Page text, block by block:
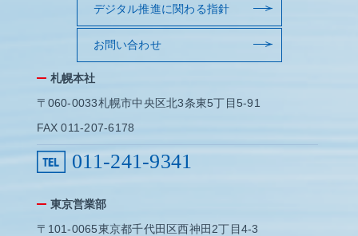
デジタル推進に関わる指針
お問い合わせ
札幌本社
〒060-0033札幌市中央区北3条東5丁目5-91
FAX 011-207-6178
011-241-9341
東京営業部
〒101-0065東京都千代田区西神田2丁目4-3